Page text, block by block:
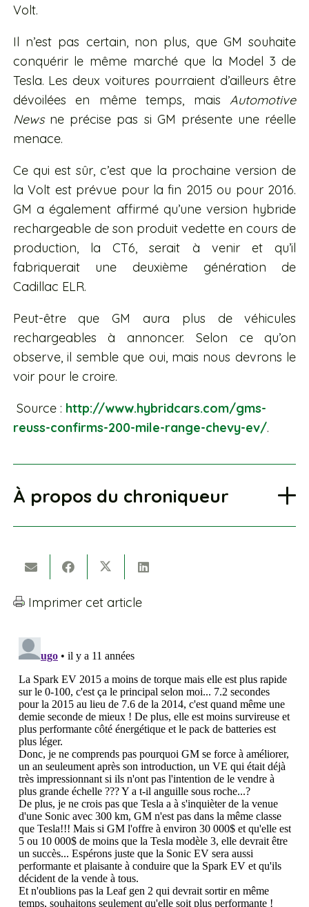
Volt.
Il n’est pas certain, non plus, que GM souhaite
conquérir le même marché que la Model 3 de
Tesla. Les deux voitures pourraient d’ailleurs être
dévoilées en même temps, maisAutomotive
Newsne précise pas si GM présente une réelle
menace.
Ce qui est sûr, c’est que la prochaine version de
la Volt est prévue pour la fin 2015 ou pour 2016.
GM a également affirmé qu’une version hybride
rechargeable de son produit vedette en cours de
production, la CT6, serait à venir et qu’il
fabriquerait une deuxième génération de
Cadillac ELR.
Peut-être que GM aura plus de véhicules
rechargeables à annoncer. Selon ce qu’on
observe, il semble que oui, mais nous devrons le
voir pour le croire.
Source : http://www.hybridcars.com/gms-
reuss-confirms-200-mile-range-chevy-ev/.
À propos du chroniqueur
Imprimer cet article